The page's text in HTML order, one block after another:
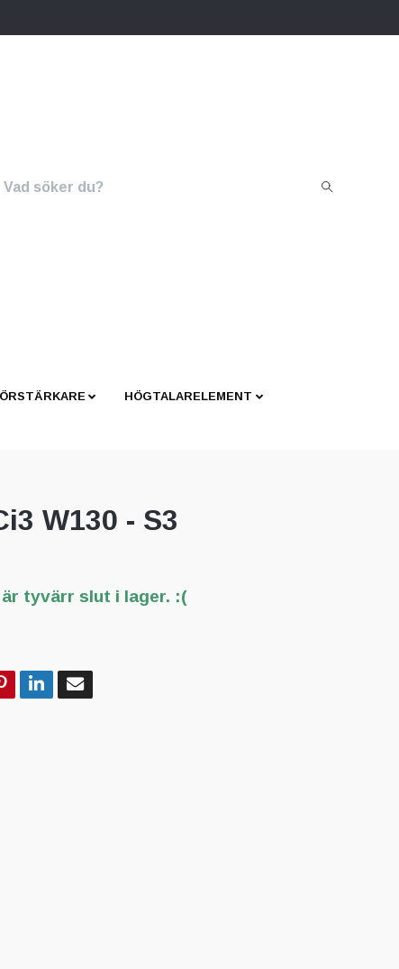
HÖGTALARELEMENT
W130 - S3
tyvärr slut i lager. :(